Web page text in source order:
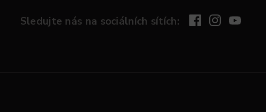
Sledujte nás na sociálních sítích: